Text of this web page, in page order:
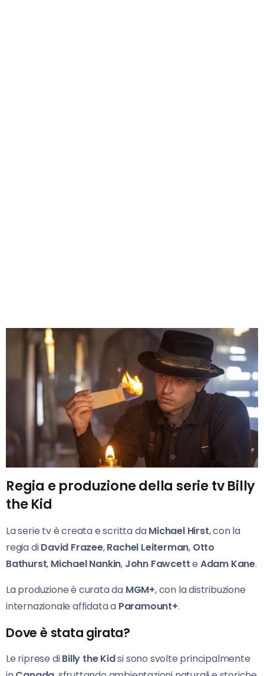
Regia e produzione della serie tv Billy
the Kid
La serie tv è creata e scritta daMichael Hirst, con la
regia diDavid Frazee,Rachel Leiterman, Otto
Bathurst, Michael Nankin, John Fawcette Adam Kane.
La produzione è curata da MGM+, con la distribuzione
internazionale affidata a Paramount+.
Dove è stata girata?
Le riprese diBilly the Kidsi sono svolte principalmente